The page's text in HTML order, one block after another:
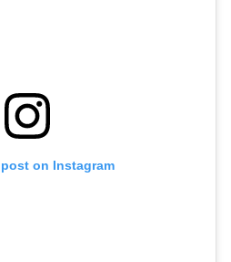
on Instagram